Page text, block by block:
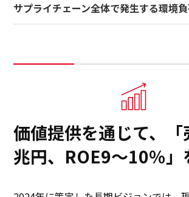
サプライチェーン全体で発生する環境
価値提供を通じて、「
兆円、ROE9～10％」